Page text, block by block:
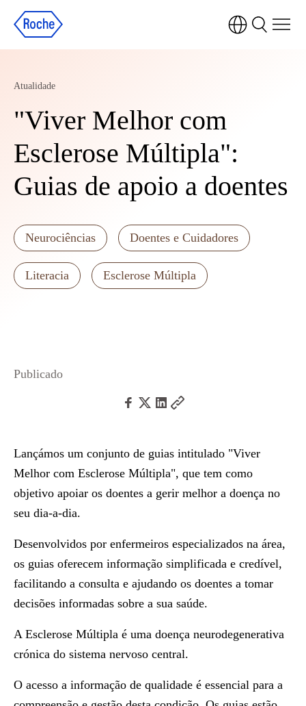
Atualidade
"Viver Melhor com
Esclerose Múltipla":
Guias de apoio a doentes
Neurociências Doentes e Cuidadores
Literacia Esclerose Múltipla
Publicado
Lançámos um conjunto de guias intitulado "Viver
Melhor com Esclerose Múltipla", que tem como
objetivo apoiar os doentes a gerir melhor a doença no
seu dia-a-dia.
Desenvolvidos por enfermeiros especializados na área,
os guias oferecem informação simplificada e credível,
facilitando a consulta e ajudando os doentes a tomar
decisões informadas sobre a sua saúde.
A Esclerose Múltipla é uma doença neurodegenerativa
crónica do sistema nervoso central.
O acesso a informação de qualidade é essencial para a